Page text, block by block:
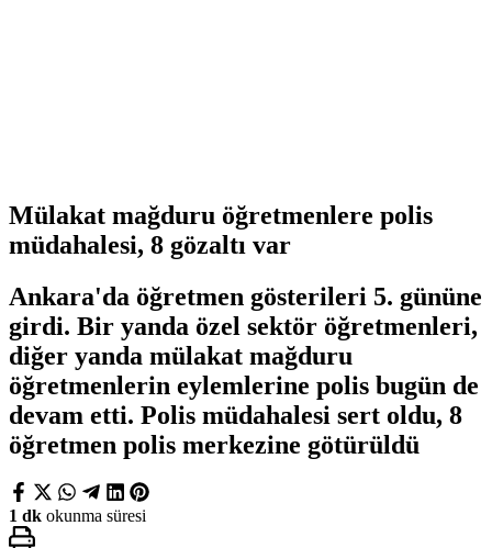
Mülakat mağduru öğretmenlere polis
müdahalesi, 8 gözaltı var
Ankara'da öğretmen gösterileri 5. gününe
girdi. Bir yanda özel sektör öğretmenleri,
diğer yanda mülakat mağduru
öğretmenlerin eylemlerine polis bugün de
devam etti. Polis müdahalesi sert oldu, 8
öğretmen polis merkezine götürüldü
1 dk okunma süresi